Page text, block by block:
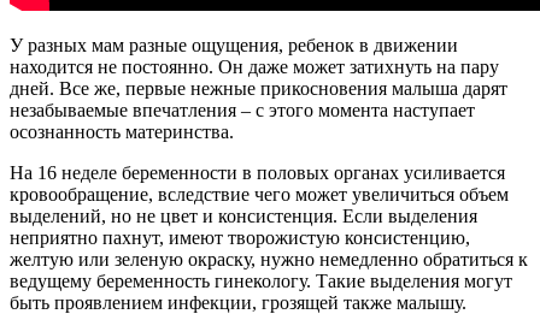
У разных мам разные ощущения, ребенок в движении
находится не постоянно. Он даже может затихнуть на пару
дней. Все же, первые нежные прикосновения малыша дарят
незабываемые впечатления – с этого момента наступает
осознанность материнства.
На 16 неделе беременности в половых органах усиливается
кровообращение, вследствие чего может увеличиться объем
выделений, но не цвет и консистенция. Если выделения
неприятно пахнут, имеют творожистую консистенцию,
желтую или зеленую окраску, нужно немедленно обратиться к
ведущему беременность гинекологу. Такие выделения могут
быть проявлением инфекции, грозящей также малышу.